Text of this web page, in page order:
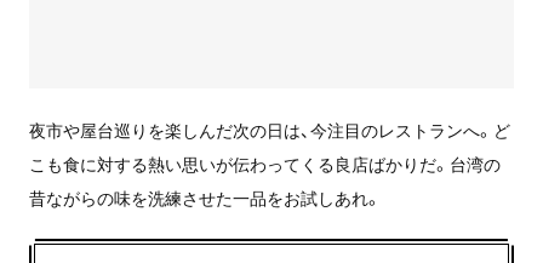
夜市や屋台巡りを楽しんだ次の日は、今注目のレストランへ。ど
こも食に対する熱い思いが伝わってくる良店ばかりだ。台湾の
昔ながらの味を洗練させた一品をお試しあれ。